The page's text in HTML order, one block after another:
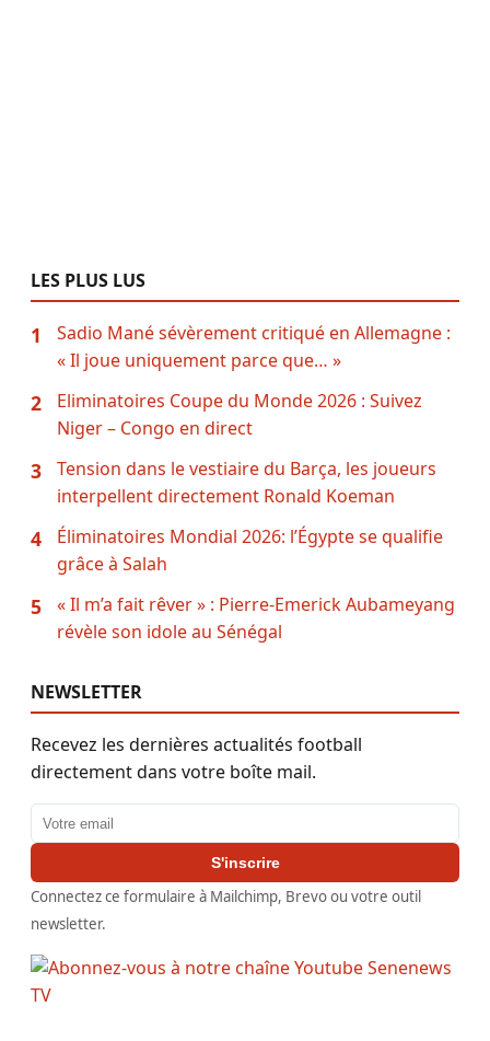
LES PLUS LUS
1
Sadio Mané sévèrement critiqué en Allemagne :
« Il joue uniquement parce que… »
2
Eliminatoires Coupe du Monde 2026 : Suivez
Niger – Congo en direct
3
Tension dans le vestiaire du Barça, les joueurs
interpellent directement Ronald Koeman
4
Éliminatoires Mondial 2026: l’Égypte se qualifie
grâce à Salah
5
« Il m’a fait rêver » : Pierre-Emerick Aubameyang
révèle son idole au Sénégal
NEWSLETTER
Recevez les dernières actualités football
directement dans votre boîte mail.
Adresse email
S'inscrire
Connectez ce formulaire à Mailchimp, Brevo ou votre outil
newsletter.